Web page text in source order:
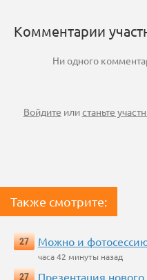
Комментарии
Ни одного
Войдите илистаньте
Также смотрите:
27 Можно и
часа 42 минуты назад
27
Презентация